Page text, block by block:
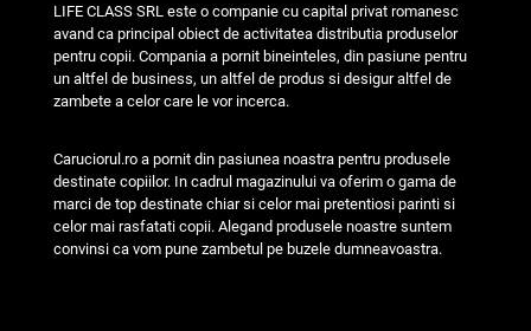
LIFE CLASS SRL este o companie cu capital privat romanesc
avand ca principal obiect de activitatea distributia produselor
pentru copii. Compania a pornit bineinteles, din pasiune pentru
un altfel de business, un altfel de produs si desigur altfel de
zambete a celor care le vor incerca.
Caruciorul.ro a pornit din pasiunea noastra pentru produsele
destinate copiilor. In cadrul magazinului va oferim o gama de
marci de top destinate chiar si celor mai pretentiosi parinti si
celor mai rasfatati copii. Alegand produsele noastre suntem
convinsi ca vom pune zambetul pe buzele dumneavoastra.